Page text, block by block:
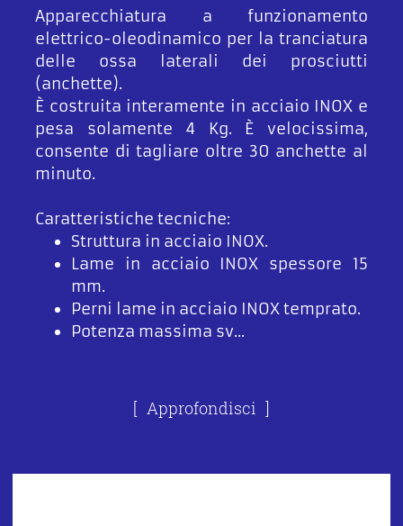
Apparecchiatura a funzionamento
elettrico-oleodinamico per la tranciatura
delle ossa laterali dei prosciutti
(anchette).
È costruita interamente in acciaio INOX e
pesa solamente 4 Kg. È velocissima,
consente di tagliare oltre 30 anchette al
minuto.
Caratteristiche tecniche:
Struttura in acciaio INOX.
Lame in acciaio INOX spessore 15
mm.
Perni lame in acciaio INOX temprato.
Potenza massima sv...
Approfondisci